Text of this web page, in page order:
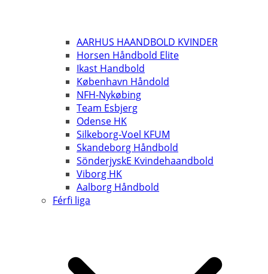
AARHUS HAANDBOLD KVINDER
Horsen Håndbold Elite
Ikast Handbold
København Håndold
NFH-Nykøbing
Team Esbjerg
Odense HK
Silkeborg-Voel KFUM
Skandeborg Håndbold
SönderjyskE Kvindehaandbold
Viborg HK
Aalborg Håndbold
Férfi liga